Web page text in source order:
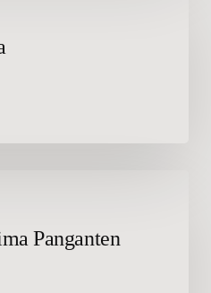
Panganten